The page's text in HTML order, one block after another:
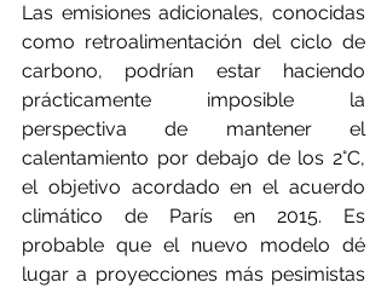
Las emisiones adicionales, conocidas
como retroalimentación del ciclo de
carbono, podrían estar haciendo
prácticamente imposible la
perspectiva de mantener el
calentamiento por debajo de los 2°C,
el objetivo acordado en el acuerdo
climático de París en 2015. Es
probable que el nuevo modelo dé
lugar a proyecciones más pesimistas